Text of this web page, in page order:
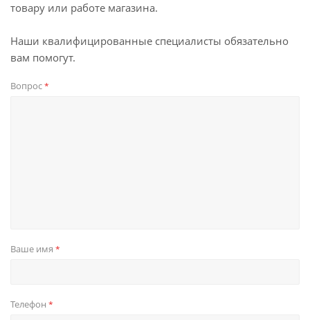
товару или работе магазина.
Наши квалифицированные специалисты обязательно
вам помогут.
Вопрос*
Ваше имя *
Телефон *